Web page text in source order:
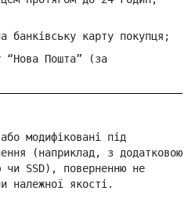
банківську карту покупця;
“Нова Пошта” (за
модифіковані під
(наприклад, з додатковою
чи SSD), поверненню не
належної якості.